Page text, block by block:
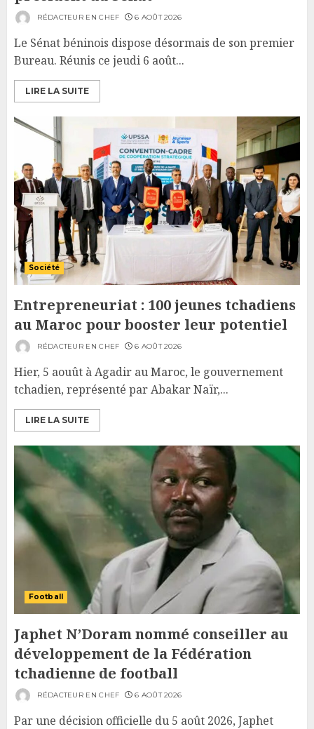
RÉDACTEUR EN CHEF 6 AOÛT 2026
Le Sénat béninois dispose désormais de son premier
Bureau. Réunis ce jeudi 6 août...
LIRE LA SUITE
Société
Entrepreneuriat : 100 jeunes tchadiens
au Maroc pour booster leur potentiel
RÉDACTEUR EN CHEF 6 AOÛT 2026
Hier, 5 aouût à Agadir au Maroc, le gouvernement
tchadien, représenté par Abakar Naïr,...
LIRE LA SUITE
Football
Japhet N’Doram nommé conseiller au
développement de la Fédération
tchadienne de football
RÉDACTEUR EN CHEF 6 AOÛT 2026
Par une décision officielle du 5 août 2026, Japhet